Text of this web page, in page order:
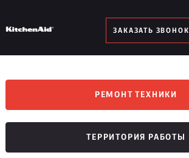
ЗАКАЗАТЬ ЗВОНОК
РЕМОНТ ТЕХНИКИ
ТЕРРИТОРИЯ РАБОТЫ